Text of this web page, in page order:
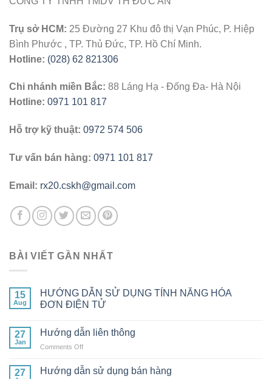
Trụ sở HCM: 25 Đường 27 Khu đô thị Vạn Phúc, P. Hiệp
Bình Phước , TP. Thủ Đức, TP. Hồ Chí Minh.
Hotline: (028) 62 821306
Chi nhánh miền Bắc: 88 Láng Hạ - Đống Đa- Hà Nội
Hotline: 0971 101 817
Hỗ trợ kỹ thuật: 0972 574 506
Tư vấn bán hàng: 0971 101 817
Email: rx20.cskh@gmail.com
BÀI VIẾT GẦN NHẤT
15
Aug
HƯỚNG DẪN SỬ DỤNG TÍNH NĂNG HÓA
ĐƠN ĐIỆN TỬ
27
Jan
Hướng dẫn liên thông
Comments Offon
dẫn
27 Hướng dẫn sử dụng bán hàng